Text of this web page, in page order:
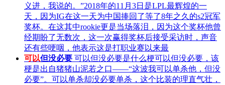
义进，我说的。”2018年的11月3日是LPL最辉煌的一
天，因为IG在这一天为中国捧回了等了8年之久的s2冠军
奖杯。在这其中rookie更是当场落泪，因为这个奖杯他曾
经期盼了无数次，这一次赢得奖杯后接受采访时，声音
还有些哽咽，他表示这是打职业赛以来最
可以但没必要 可以但没必要是什么梗可以但没必要，该
梗是出自猪猪山泥若之口——“这波我可以单杀他，但没
必要”。可以单杀却没必要单杀，这个比装的理直气壮，